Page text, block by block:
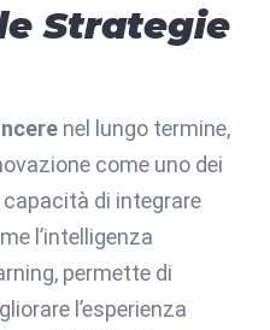
Strategie
nel lungo termine,
come uno dei
di integrare
l’intelligenza
permette di
l’esperienza